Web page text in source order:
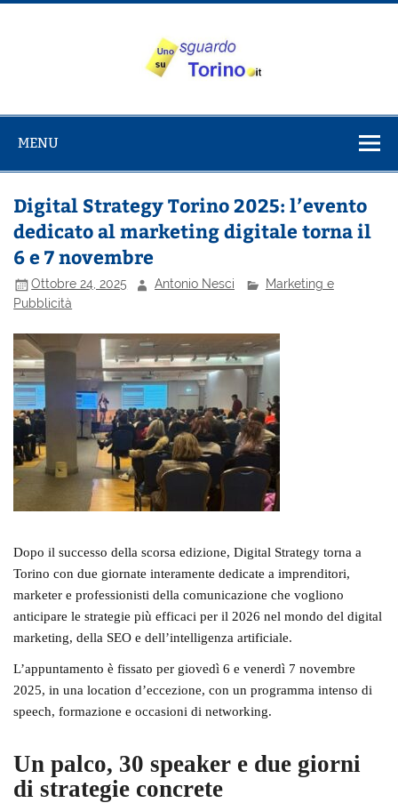
Salta
su Torino
MENU
Digital Strategy Torino 2025: l’evento
dedicato al marketing digitale torna il
6 e 7 novembre
Ottobre 24, 2025 Antonio Nesci
Marketing e
Pubblicità
Dopo il successo della scorsa edizione,Digital Strategy torna a
Torino con due giornate interamente dedicate a imprenditori,
marketer e professionisti della comunicazione che vogliono
anticipare le strategie più efficaci per il 2026 nel mondo deldigital
marketing, della SEO e dell’intelligenza artificiale.
L’appuntamento è fissato per giovedì 6 e venerdì 7 novembre
2025, in una location d’eccezione, con un programma intenso di
speech, formazione e occasioni di networking.
Un palco, 30 speaker e due giorni
di strategie concrete